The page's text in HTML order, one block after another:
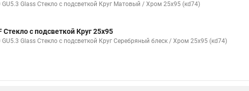
GU5.3 Glass Стекло с подсветкой Круг Матовый / Хром 25x95 (кd74)
Стекло с подсветкой Круг 25x95
GU5.3 Glass Стекло с подсветкой Круг Серебряный блеск / Хром 25x95 (кd74)